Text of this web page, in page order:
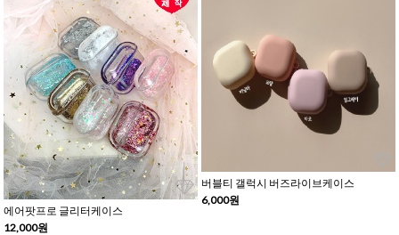
에어팟프로 글리터케이스
12,000원
버블티 갤럭시 버즈라이브케이스
6,000원